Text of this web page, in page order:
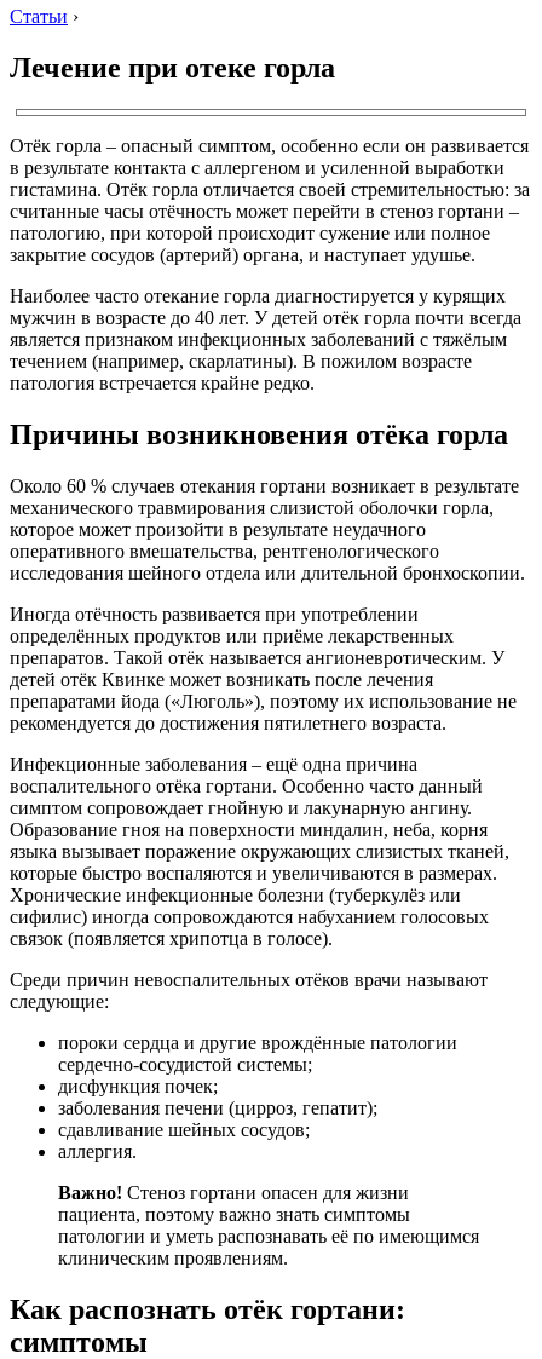
Статьи ›
Лечение при отеке горла
Отёк горла – опасный симптом, особенно если он развивается
в результате контакта с аллергеном и усиленной выработки
гистамина. Отёк горла отличается своей стремительностью: за
считанные часы отёчность может перейти в стеноз гортани –
патологию, при которой происходит сужение или полное
закрытие сосудов (артерий) органа, и наступает удушье.
Наиболее часто отекание горла диагностируется у курящих
мужчин в возрасте до 40 лет. У детей отёк горла почти всегда
является признаком инфекционных заболеваний с тяжёлым
течением (например, скарлатины). В пожилом возрасте
патология встречается крайне редко.
Причины возникновения отёка горла
Около 60 % случаев отекания гортани возникает в результате
механического травмирования слизистой оболочки горла,
которое может произойти в результате неудачного
оперативного вмешательства, рентгенологического
исследования шейного отдела или длительной бронхоскопии.
Иногда отёчность развивается при употреблении
определённых продуктов или приёме лекарственных
препаратов. Такой отёк называется ангионевротическим. У
детей отёк Квинке может возникать после лечения
препаратами йода («Люголь»), поэтому их использование не
рекомендуется до достижения пятилетнего возраста.
Инфекционные заболевания – ещё одна причина
воспалительного отёка гортани. Особенно часто данный
симптом сопровождает гнойную и лакунарную ангину.
Образование гноя на поверхности миндалин, неба, корня
языка вызывает поражение окружающих слизистых тканей,
которые быстро воспаляются и увеличиваются в размерах.
Хронические инфекционные болезни (туберкулёз или
сифилис) иногда сопровождаются набуханием голосовых
связок (появляется хрипотца в голосе).
Среди причин невоспалительных отёков врачи называют
следующие:
пороки сердца и другие врождённые патологии
сердечно-сосудистой системы;
дисфункция почек;
заболевания печени (цирроз, гепатит);
сдавливание шейных сосудов;
аллергия.
Важно! Стеноз гортани опасен для жизни
пациента, поэтому важно знать симптомы
патологии и уметь распознавать её по имеющимся
клиническим проявлениям.
Как распознать отёк гортани:
симптомы